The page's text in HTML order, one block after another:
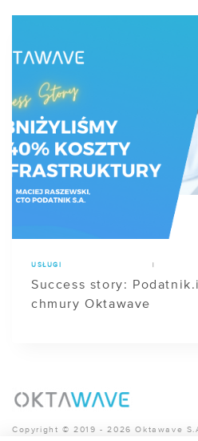
USŁUGI
Success story:
chmury Oktawave
Copyright © 2019 - 2026 Oktawave